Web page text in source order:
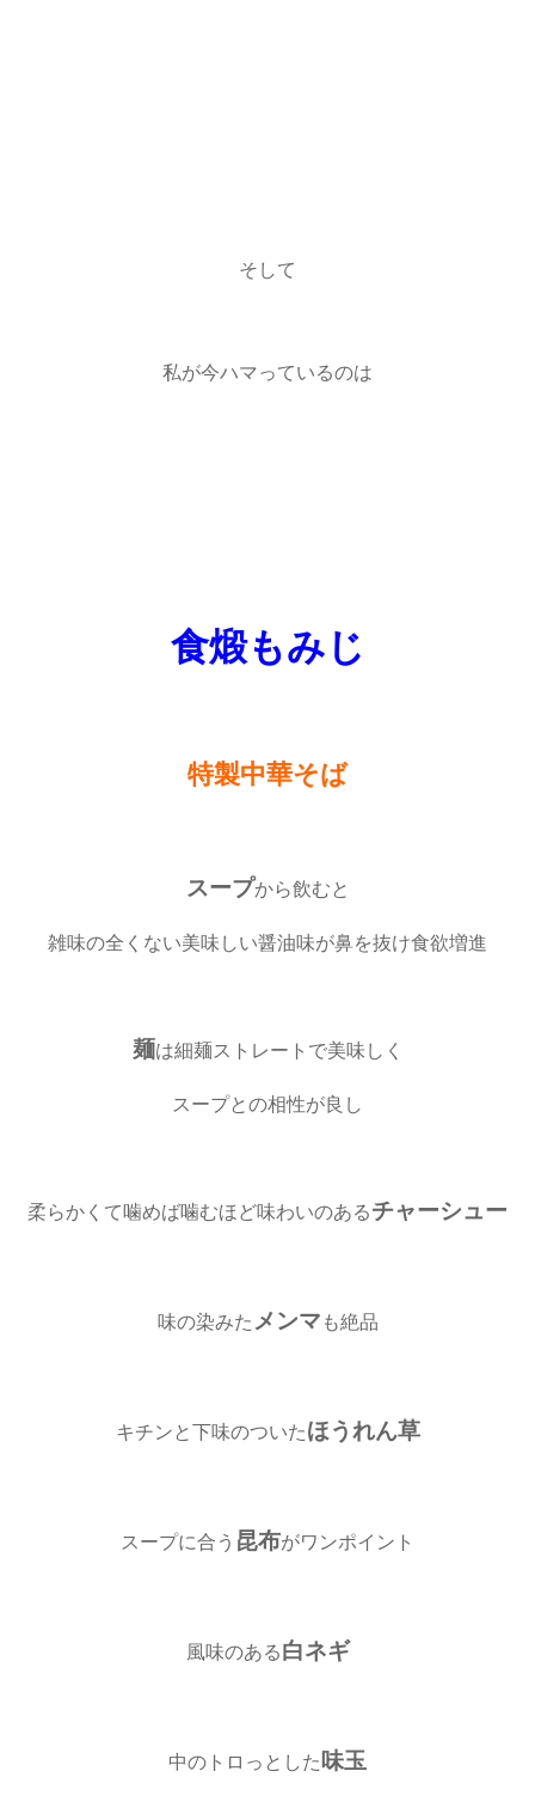
そして
私が今ハマっているのは
食煅もみじ
特製中華そば
スープから飲むと
雑味の全くない美味しい醤油味が鼻を抜け食欲増進
麺は細麺ストレートで美味しく
スープとの相性が良し
柔らかくて噛めば噛むほど味わいのあるチャーシュー
味の染みた メンマ も絶品
キチンと下味のついたほうれん草
スープに合う 昆布がワンポイント
風味のある白ネギ
中のトロっとした 味玉